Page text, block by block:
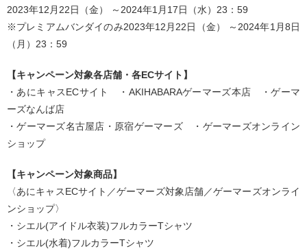
2023年12月22日（金） ～2024年1月17日（水）23：59
※プレミアムバンダイのみ2023年12月22日（金） ～2024年1月8日
（月）23：59
【キャンペーン対象各店舗・各ECサイト】
・あにキャスECサイト ・AKIHABARAゲーマーズ本店 ・ゲーマ
ーズなんば店
・ゲーマーズ名古屋店・原宿ゲーマーズ ・ゲーマーズオンライン
ショップ
【キャンペーン対象商品】
〈あにキャスECサイト／ゲーマーズ対象店舗／ゲーマーズオンライ
ンショップ〉
・シエル(アイドル衣装)フルカラーTシャツ
・シエル(水着)フルカラーTシャツ